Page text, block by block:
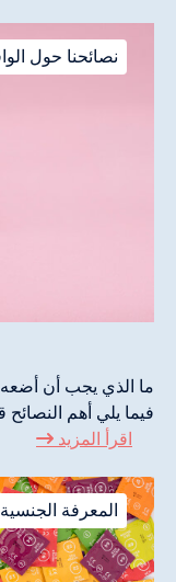
نصائحنا حول
ما الذي يجب أن أضعه
فيما يلي أهم
اقرأ المزيد
المعرفة